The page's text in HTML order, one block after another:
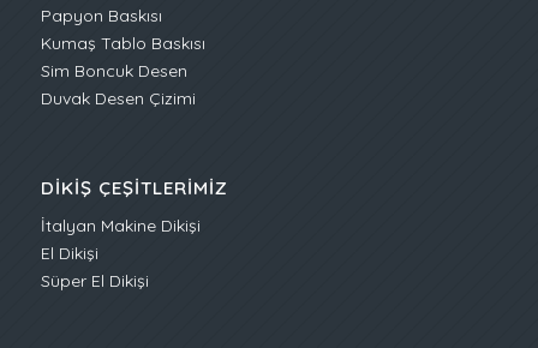
Papyon Baskısı
Kumaş Tablo Baskısı
Sim Boncuk Desen
Duvak Desen Çizimi
DIKIŞ ÇEŞITLERIMIZ
İtalyan Makine Dikişi
El Dikişi
Süper El Dikişi